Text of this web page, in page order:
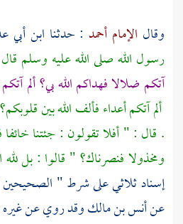
وقال الإمام أحمد : حدثنا ابن أبي
رسول الله صلى الله عليه وسلم
آتكم ضلالا فهداكم الله بي؟ ألم
ألم آتكم أعداء فألف الله بين
. قال : " أفلا تقولون : جئتنا خائفا
ومخذولا فنصرناك؟ " قالوا : بل لله
إسناد ثلاثي على شرط " الصحيحين
عنأنس بن مالكوقد روي عن